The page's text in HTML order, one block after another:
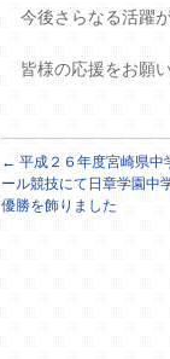
今後さらなる活躍
皆様の応援をお願
← 平成２６年度宮崎県
ール競技にて日章学園中
優勝を飾りました